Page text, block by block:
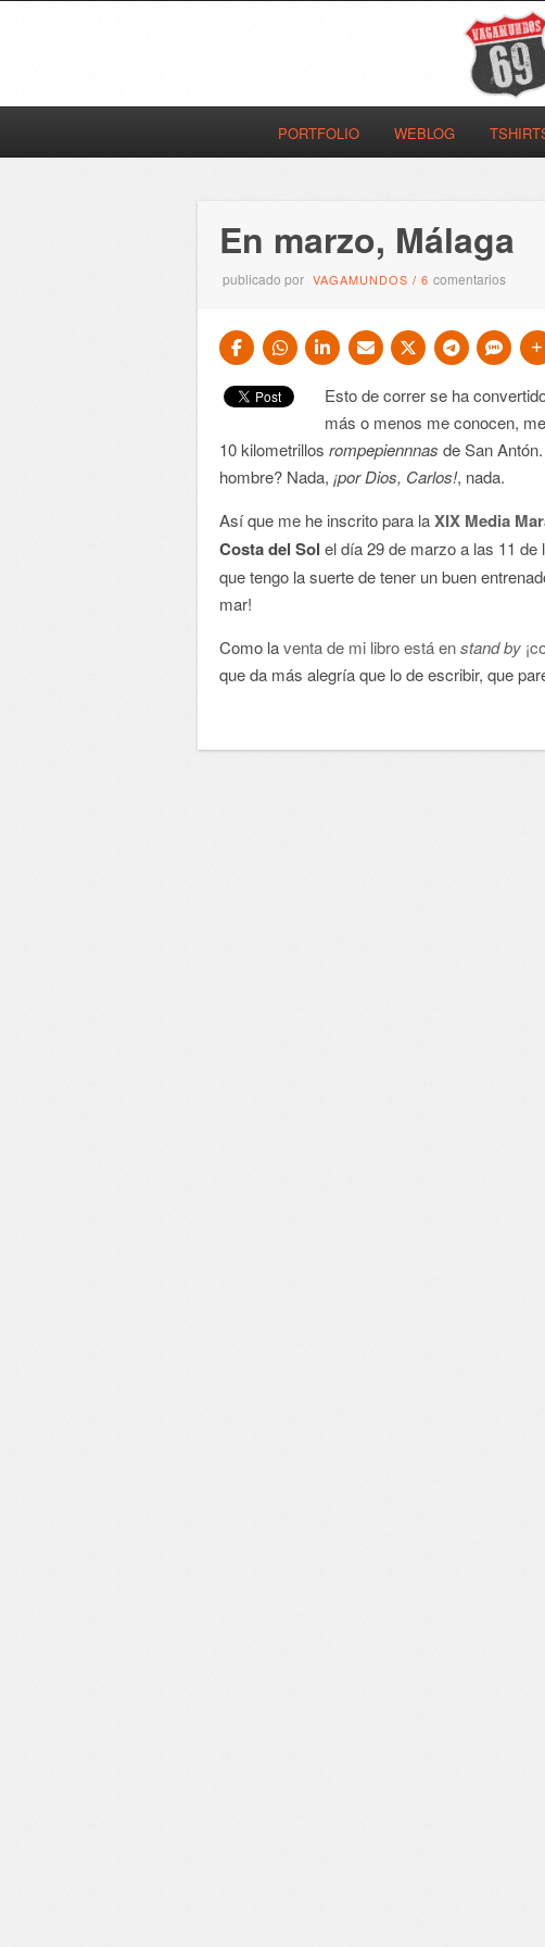
PORTFOLIO WEBLOG
En marzo, Málaga
publicado por VAGAMUNDOS /6comentarios
Esto de correr se ha
más o menos me conocen,
10 kilometrillosrompepiennnas de San
hombre? Nada,¡por Dios, Carlos!, nada.
Así que me he inscrito para laXIX Media
Costa del Sol el día 29 de marzo a las 11
que tengo la suerte de tener un buen
mar!
Como laventa de mi libro está enstand by
que da más alegría que lo de escribir, que